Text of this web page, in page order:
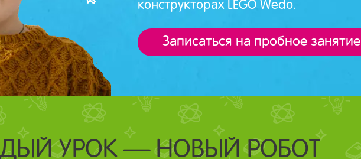
конструкторах LEGO Wedo.
Записаться на пробное занятие
УРОК — НОВЫЙ РОБОТ